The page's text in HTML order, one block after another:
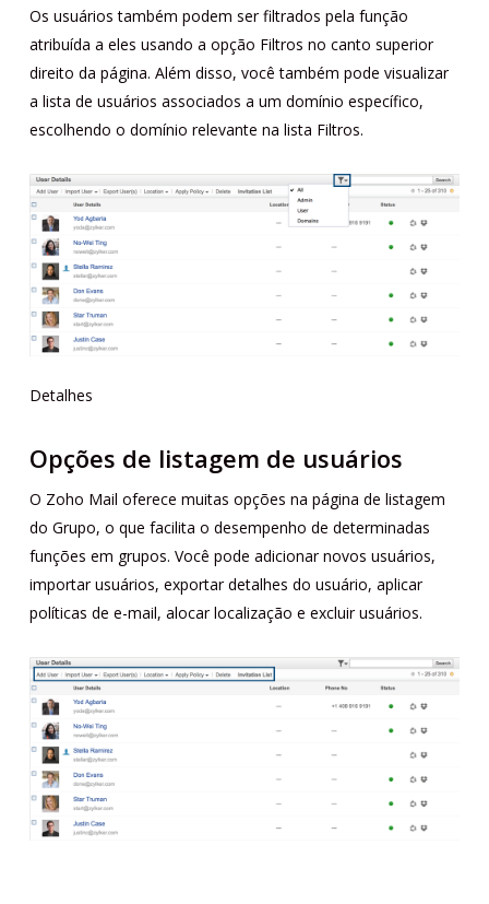
Os usuários também podem ser filtrados pela função
atribuída a eles usando a opção Filtros no canto superior
direito da página. Além disso, você também pode visualizar
a lista de usuários associados a um domínio específico,
escolhendo o domínio relevante na lista Filtros.
Detalhes
Opções de listagem de usuários
O Zoho Mail oferece muitas opções na página de listagem
do Grupo, o que facilita o desempenho de determinadas
funções em grupos. Você pode adicionar novos usuários,
importar usuários, exportar detalhes do usuário, aplicar
políticas de e-mail, alocar localização e excluir usuários.